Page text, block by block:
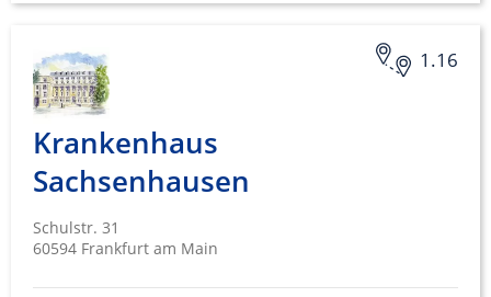
1.16
Krankenhaus
Sachsenhausen
Schulstr. 31
60594 Frankfurt am Main